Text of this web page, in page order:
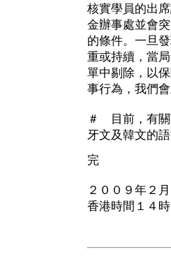
核實學員的出
金辦事處並會
的條件。一旦
重或持續，當
單中剔除，以
事行為，我們
＃ 目前，有關
牙文及韓文的
完
２００９年２
香港時間１４